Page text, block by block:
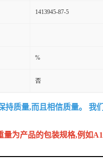
1413945-87-5
%
否
持质量,而且相信质量。
为产品的包装规格,例如